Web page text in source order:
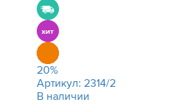
20%
Артикул: 2314/2
В наличии